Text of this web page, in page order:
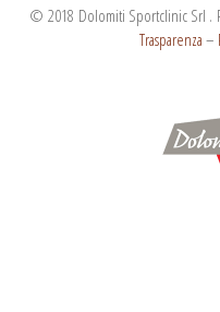
© 2018 Dolomiti Sportclinic Srl .
Trasparenza –